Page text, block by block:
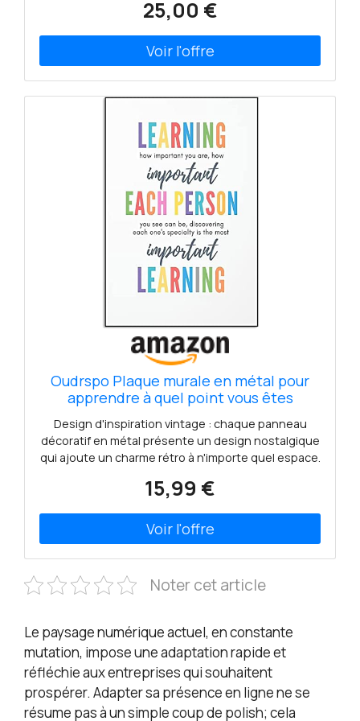
par âge et la langue du produit, l'étiquetage ou les
<li>210 x 148 mm 192 pages </li><li>Papier Munken
100 g (acide*) avec grille à points imprimée. </li>
</ul>
25,00 €
Oudrspo Plaque murale en métal pour
apprendre à quel point vous êtes
de bibliothèque de salle de classe, 12x16
pouces
Design d'inspiration vintage : chaque panneau
décoratif en métal présente un design nostalgique
qui ajoute un charme rétro à n'importe quel espace.
utilisée dans les bars, pubs, restaurants, trous
restaurants, billards. chambres, idéales pour les
hôtels ou les bureaux. Taille: environ 8 pouces x 12
pouces (20x30 cm)/12 pouces x 16 pouces (30x40
cm) Construction en métal durable : fabriquées à
partir de métal de haute qualité, nos panneaux
robuste et une finition résistante à la rouille, ils
conviennent à une utilisation intérieure et
extérieure. Facile à accrocher : notre décoration en
métal est livrée avec des trous pré-percés et
comprend le matériel de montage, ce qui facilite
son accroche où vous le souhaitez. Excellente idée
15,99 €
Noter cet article
Le paysage numérique actuel, en constante
mutation, impose une adaptation rapide et
réfléchie aux entreprises qui souhaitent
prospérer. Adapter sa présence en ligne ne se
résume pas à un simple coup de polish; cela